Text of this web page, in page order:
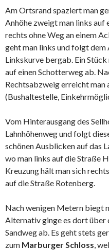
Am Ortsrand spaziert man
Anhöhe zweigt man links auf
rechts ohne Weg an einem
geht man links und folgt
Linkskurve bergab. Ein
auf einen Schotterweg ab.
Rechtsabzweig erreicht man
(Bushaltestelle,
Vom Hinterausgang des
Lahnhöhenweg und folgt
schönen Ausblicken auf das
wo man links auf die Straße
Kreuzung hält man sich
auf die Straße Rotenberg.
Nach wenigen Metern biegt
Alternativ ginge es dort über
Sandweg ab. Es geht stets
zum Marburger Schloss,